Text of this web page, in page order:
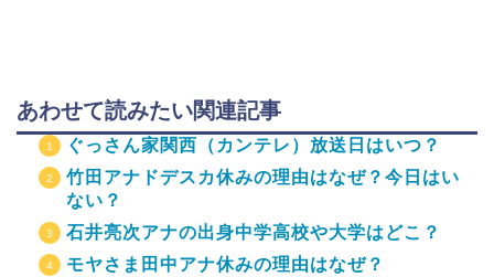
あわせて読みたい関連記事
ぐっさん家関西（カンテレ）放送日はいつ？
竹田アナドデスカ休みの理由はなぜ？今日はい
ない？
石井亮次アナの出身中学高校や大学はどこ？
モヤさま田中アナ休みの理由はなぜ？